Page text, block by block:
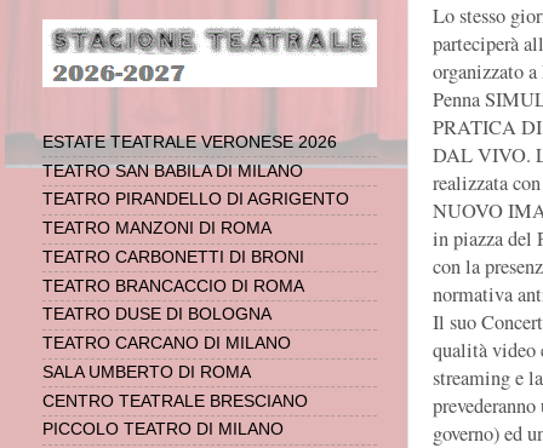
Lo stesso
parteciperà
organizzato
Penna
PRATICA
DAL VIVO.
realizzata
NUOVO
in piazza del
con la
normativa
Il suo
qualità video
streaming e
governo) ed
ESTATE TEATRALE VERONESE 2026
TEATRO SAN BABILA DI MILANO
TEATRO PIRANDELLO DI AGRIGENTO
TEATRO MANZONI DI ROMA
TEATRO CARBONETTI DI BRONI
TEATRO BRANCACCIO DI ROMA
TEATRO DUSE DI BOLOGNA
TEATRO CARCANO DI MILANO
SALA UMBERTO DI ROMA
CENTRO TEATRALE BRESCIANO
PICCOLO TEATRO DI MILANO